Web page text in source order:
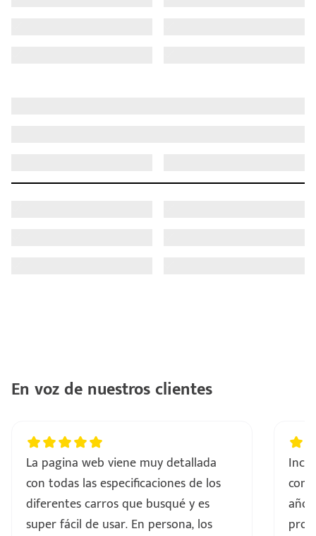
En voz de nuestros clientes
La pagina web viene muy detallada
con todas las especificaciones de los
diferentes carros que busqué y es
super fácil de usar. En persona, los